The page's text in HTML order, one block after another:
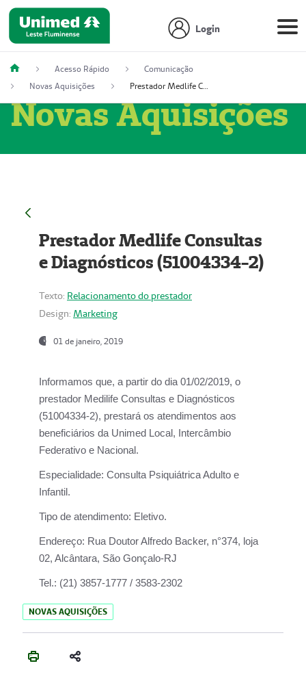
Login
Acesso Rápido
Comunicação
Novas Aquisições
Prestador Medlife Consultas e Diagnósticos (51004334-2)
Novas Aquisições
Prestador Medlife Consultas
e Diagnósticos (51004334-2)
Texto: Relacionamento do prestador
Design: Marketing
01 de janeiro, 2019
Informamos que, a partir do dia 01/02/2019, o
prestador Medilife Consultas e Diagnósticos
(51004334-2), prestará os atendimentos aos
beneficiários da Unimed Local, Intercâmbio
Federativo e Nacional.
Especialidade: Consulta Psiquiátrica Adulto e
Infantil.
Tipo de atendimento: Eletivo.
Endereço: Rua Doutor Alfredo Backer, n°374, loja
02, Alcântara, São Gonçalo-RJ
Tel.: (21) 3857-1777 / 3583-2302
NOVAS AQUISIÇÕES